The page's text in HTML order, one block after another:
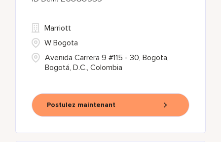
Avenida Carrera 9 #115 - 30, Bogota,
Bogotá, D.C., Colombia
Marriott
W Bogota
Postulez maintenant